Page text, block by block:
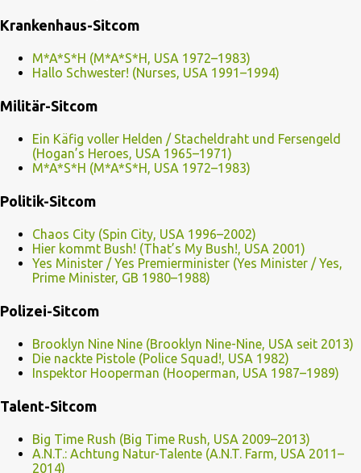
Krankenhaus-Sitcom
M*A*S*H (M*A*S*H, USA 1972–1983)
Hallo Schwester! (Nurses, USA 1991–1994)
Militär-Sitcom
Ein Käfig voller Helden / Stacheldraht und Fersengeld
(Hogan’s Heroes, USA 1965–1971)
M*A*S*H (M*A*S*H, USA 1972–1983)
Politik-Sitcom
Chaos City (Spin City, USA 1996–2002)
Hier kommt Bush! (That’s My Bush!, USA 2001)
Yes Minister / Yes Premierminister (Yes Minister / Yes,
Prime Minister, GB 1980–1988)
Polizei-Sitcom
Brooklyn Nine Nine (Brooklyn Nine-Nine, USA seit 2013)
Die nackte Pistole (Police Squad!, USA 1982)
Inspektor Hooperman (Hooperman, USA 1987–1989)
Talent-Sitcom
Big Time Rush (Big Time Rush, USA 2009–2013)
A.N.T.: Achtung Natur-Talente (A.N.T. Farm, USA 2011–
2014)